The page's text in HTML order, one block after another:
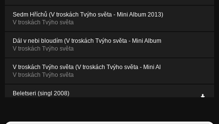
Sedm Hříchů (V troskách Tvýho světa - Mini Album 2013)
V troskách Tvýho světa
Dál v nebi bloudím (V troskách Tvýho světa - Mini Album
V troskách Tvýho světa
V troskách Tvýho světa (V troskách Tvýho světa - Mini Al
V troskách Tvýho světa
Beletseri (singl 2008)